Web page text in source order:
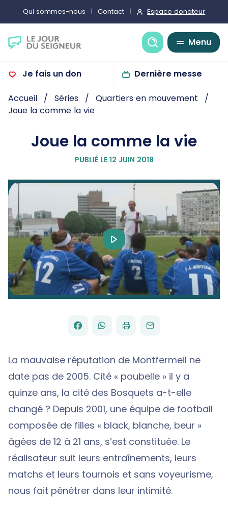
Qui sommes-nous Contact Espace donateur
Recherche
Menu
Je fais un don Dernière messe
Accueil Séries
Quartiers en mouvement
Joue la comme la vie
Joue la comme la vie
PUBLIÉ LE 12 JUIN 2018
Play
Video
PARTAGER
FACEBOOK
PARTAGER
WHATSAPP
IMPRIMERENVOYER
PAR
EMAIL
La mauvaise réputation de Montfermeil ne
date pas de 2005. Cité « poubelle » il y a
quinze ans, la cité des Bosquets a-t-elle
changé ? Depuis 2001, une équipe de football
composée de filles « black, blanche, beur »
âgées de 12 à 21 ans, s’est constituée. Le
réalisateur suit leurs entraînements, leurs
matchs et leurs tournois et sans voyeurisme,
nous fait pénétrer dans leur intimité.